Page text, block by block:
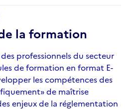
la formation
professionnels du secteur
de formation en format E-
les compétences des
de maîtrise
enjeux de la réglementation